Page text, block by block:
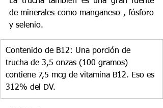
de minerales como manganeso , fósforo
y selenio.
Contenido de B12: Una porción de
trucha de 3,5 onzas (100 gramos)
contiene 7,5 mcg de vitamina B12. Eso es
312% del DV.